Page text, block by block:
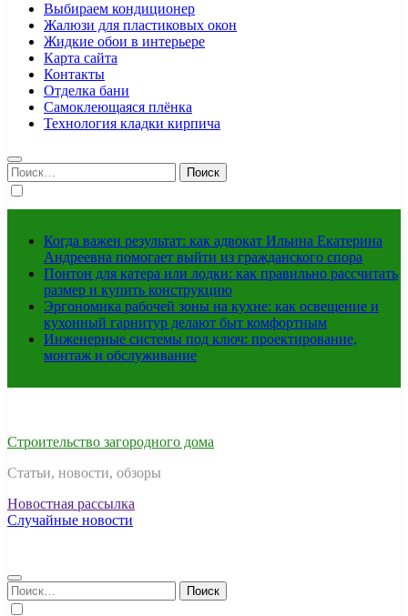
Выбираем кондиционер
Жалюзи для пластиковых окон
Жидкие обои в интерьере
Карта сайта
Контакты
Отделка бани
Самоклеющаяся плёнка
Технология кладки кирпича
Найти:
Когда важен результат: как адвокат Ильина Екатерина
Андреевна помогает выйти из гражданского спора
Понтон для катера или лодки: как правильно рассчитать
размер и купить конструкцию
Эргономика рабочей зоны на кухне: как освещение и
кухонный гарнитур делают быт комфортным
Инженерные системы под ключ: проектирование,
монтаж и обслуживание
Строительство загородного дома
Статьи, новости, обзоры
Новостная рассылка
Случайные новости
Найти: